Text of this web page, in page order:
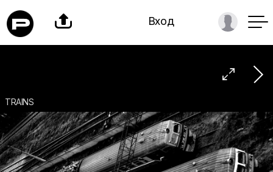
 Вход

TRAINS